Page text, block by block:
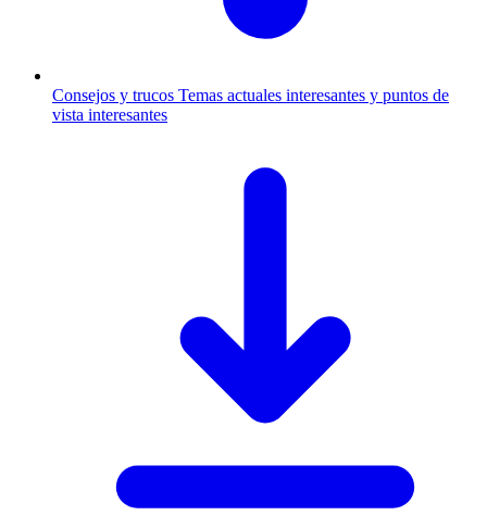
Consejos y trucos Temas actuales interesantes y puntos de
vista interesantes